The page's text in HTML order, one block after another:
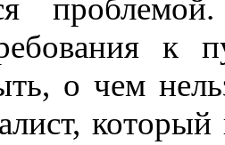
к
о чем
который